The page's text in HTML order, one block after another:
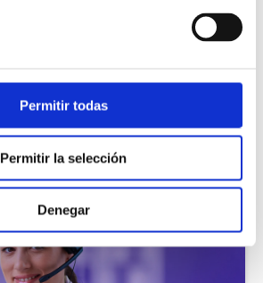
Permitir todas
Permitir la selección
Denegar